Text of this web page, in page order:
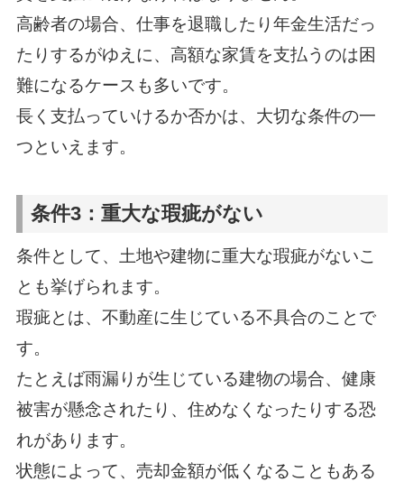
高齢者の場合、仕事を退職したり年金生活だっ
たりするがゆえに、高額な家賃を支払うのは困
難になるケースも多いです。
長く支払っていけるか否かは、大切な条件の一
つといえます。
条件3：重大な瑕疵がない
条件として、土地や建物に重大な瑕疵がないこ
とも挙げられます。
瑕疵とは、不動産に生じている不具合のことで
す。
たとえば雨漏りが生じている建物の場合、健康
被害が懸念されたり、住めなくなったりする恐
れがあります。
状態によって、売却金額が低くなることもある